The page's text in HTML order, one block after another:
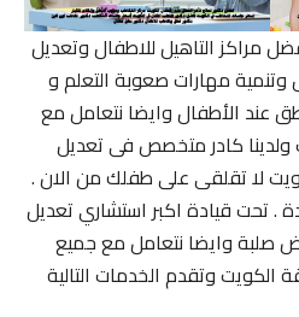
مراكز التاهيل للاطفال وتعديل
مهارات صعوبة التعلم و
عند الأطفال وايضا نتعامل مع
كادر متخصص فى تعديل
لا تقلقى على طفلك من الان .
. تحت قيادة اكبر استشاري تعديل
صلبة وايضا نتعامل مع جميع
الكويت وتقدم الخدمات التالية